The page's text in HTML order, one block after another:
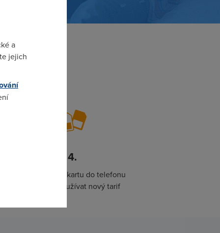
4.
Přendáte SIM kartu do telefonu
a můžete si užívat nový tarif
a
jejich